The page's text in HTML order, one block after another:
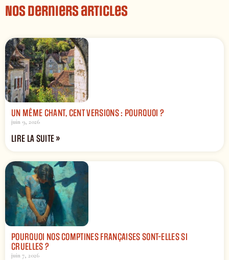
Nos derniers articles
UN MÊME CHANT, CENT VERSIONS : POURQUOI ?
juin 9, 2026
LIRE LA SUITE »
POURQUOI NOS COMPTINES FRANÇAISES SONT-ELLES SI
CRUELLES ?
juin 7, 2026